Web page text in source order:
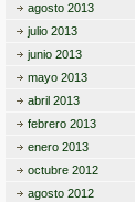
agosto 2013
julio 2013
junio 2013
mayo 2013
abril 2013
febrero 2013
enero 2013
octubre 2012
agosto 2012